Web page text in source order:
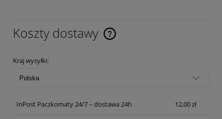
Koszty dostawy
Cena nie zawiera ewentualnych kosztów płatności
Kraj wysyłki:
InPost Paczkomaty 24/7 – dostawa 24h 12,00 zł